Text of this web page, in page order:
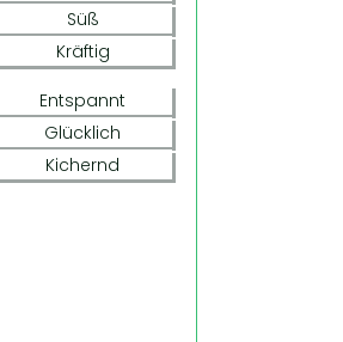
Süß
Kräftig
Entspannt
Glücklich
Kichernd